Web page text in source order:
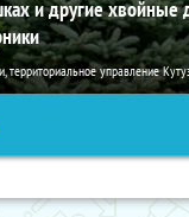
и другие хвойные
территориальное управление